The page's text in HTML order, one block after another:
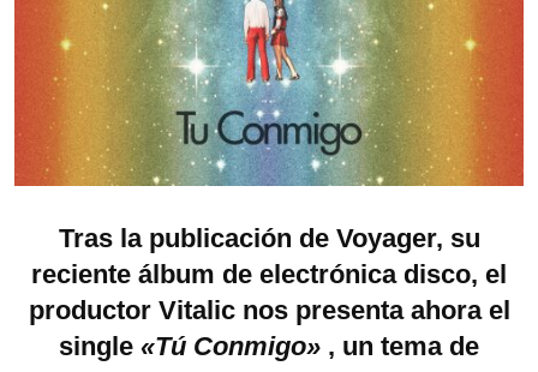
Tras la publicación de Voyager, su
reciente álbum de electrónica disco, el
productor Vitalic nos presenta ahora el
single «Tú Conmigo» , un tema de